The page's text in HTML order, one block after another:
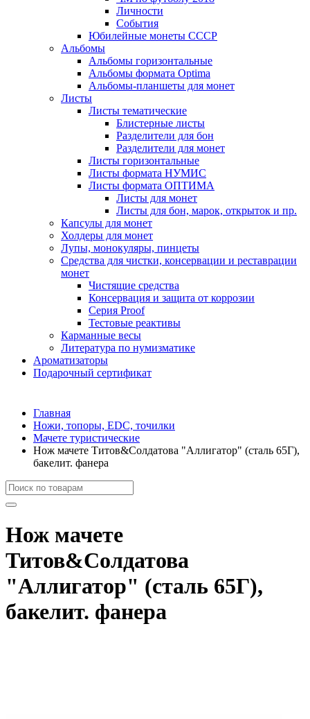
Личности
События
Юбилейные монеты СССР
Альбомы
Альбомы горизонтальные
Альбомы формата Optima
Альбомы-планшеты для монет
Листы
Листы тематические
Блистерные листы
Разделители для бон
Разделители для монет
Листы горизонтальные
Листы формата НУМИС
Листы формата ОПТИМА
Листы для монет
Листы для бон, марок, открыток и пр.
Капсулы для монет
Холдеры для монет
Лупы, монокуляры, пинцеты
Средства для чистки, консервации и реставрации
монет
Чистящие средства
Консервация и защита от коррозии
Серия Proof
Тестовые реактивы
Карманные весы
Литература по нумизматике
Ароматизаторы
Подарочный сертификат
Главная
Ножи, топоры, EDC, точилки
Мачете туристические
Нож мачете Титов&Солдатова "Аллигатор" (сталь 65Г),
бакелит. фанера
Нож мачете
Титов&Солдатова
"Аллигатор" (сталь 65Г),
бакелит. фанера